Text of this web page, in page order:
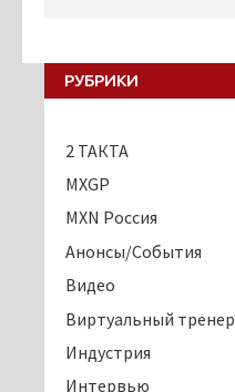
РУБРИКИ
2 ТАКТА
MXGP
MXN Россия
Анонсы/События
Видео
Виртуальный тренер
Индустрия
Интервью